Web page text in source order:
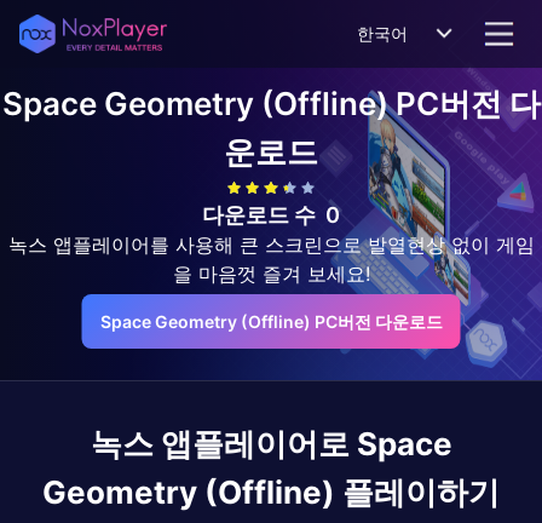
한국어
Space Geometry (Offline)PC버전 다
운로드
다운로드 수 0
녹스 앱플레이어를 사용해 큰 스크린으로 발열현상 없이 게임
을 마음껏 즐겨 보세요!
Space Geometry (Offline) PC버전 다운로드
녹스 앱플레이어로 Space
Geometry (Offline) 플레이하기